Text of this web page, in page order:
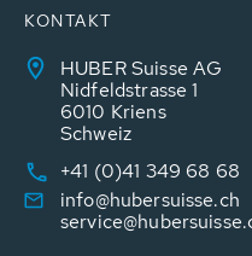
KONTAKT
HUBER Suisse AG
Nidfeldstrasse 1
6010 Kriens
Schweiz
+41 (0)41 349 68 68
info@hubersuisse.ch